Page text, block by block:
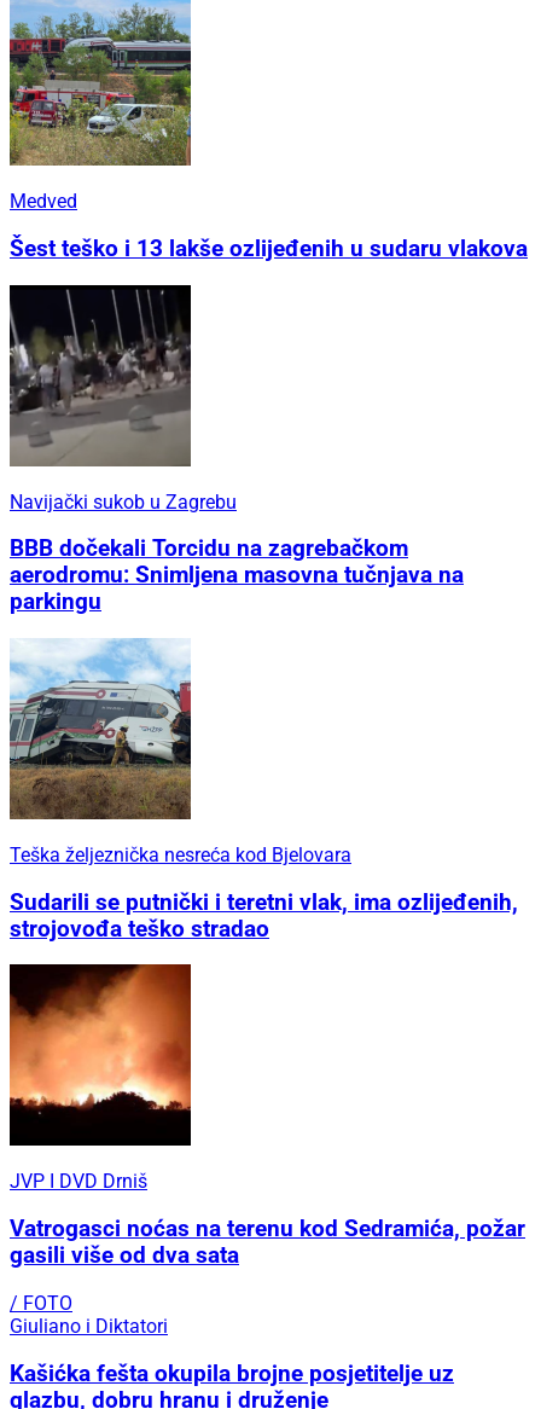
Medved
Šest teško i 13 lakše ozlijeđenih u sudaru vlakova
Navijački sukob u Zagrebu
BBB dočekali Torcidu na zagrebačkom
aerodromu: Snimljena masovna tučnjava na
parkingu
Teška željeznička nesreća kod Bjelovara
Sudarili se putnički i teretni vlak, ima ozlijeđenih,
strojovođa teško stradao
JVP I DVD Drniš
Vatrogasci noćas na terenu kod Sedramića, požar
gasili više od dva sata
/ FOTO
Giuliano i Diktatori
Kašićka fešta okupila brojne posjetitelje uz
glazbu, dobru hranu i druženje